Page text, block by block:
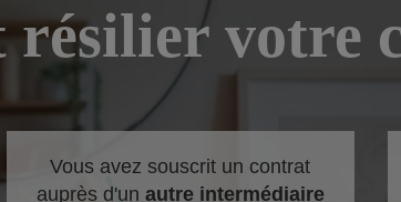
résilier votre
Vous avez souscrit un contrat
auprès d'un autre intermédiaire